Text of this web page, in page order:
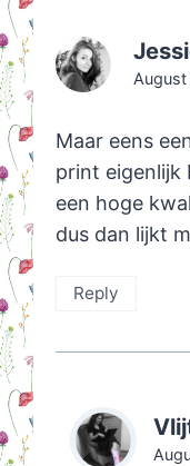
August
Maar eens
print eigenlijk
een hoge
dus dan lijkt
Reply